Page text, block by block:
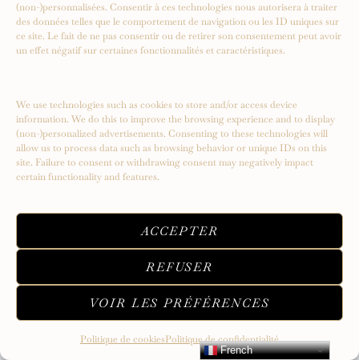
(non-)personnalisées. Consentir à ces technologies nous autorisera à traiter
des données telles que le comportement de navigation ou les ID uniques sur
ce site. Le fait de ne pas consentir ou de retirer son consentement peut avoir
un effet négatif sur certaines fonctionnalités et caractéristiques.
We use technologies such as cookies to store and/or access device
information. We do this to improve the browsing experience and to display
(non-)personalized advertisements. Consenting to these technologies will
allow us to process data such as browsing behavior or unique IDs on this
site. Failure to consent or withdrawing consent may negatively impact
certain functionality and features.
ACCEPTER
REFUSER
VOIR LES PRÉFÉRENCES
Politique de cookiesPolitique de confidentialité
French